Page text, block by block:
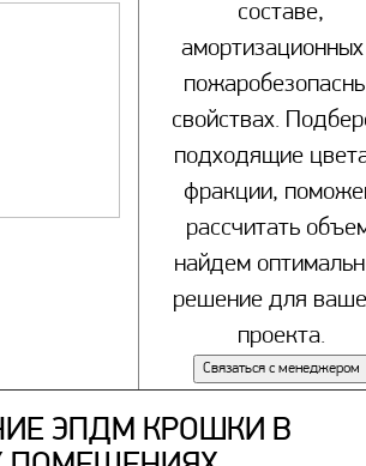
составе,
свойствах.
подходящие
фракции,
рассчитать
найдем
решение для
проекта.
Связаться с менеджером
ЭПДМ КРОШКИ В